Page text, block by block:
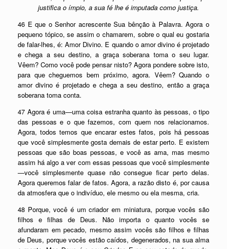
justifica o ímpio, a sua fé lhe é imputada como justiça.
46 E que o Senhor acrescente Sua bênção à Palavra. Agora o
pequeno tópico, se assim o chamarem, sobre o qual eu gostaria
de falar-lhes, é: Amor Divino. E quando o amor divino é projetado
e chega a seu destino, a graça soberana toma o seu lugar.
Vêem? Como você pode pensar nisto? Agora pondere sobre isto,
para que cheguemos bem próximo, agora. Vêem? Quando o
amor divino é projetado e chega a seu destino, então a graça
soberana toma conta.
47 Agora é uma—uma coisa estranha quanto às pessoas, o tipo
das pessoas e o que fazemos, com quem nos relacionamos.
Agora, todos temos que encarar estes fatos, pois há pessoas
que você simplesmente gosta demais de estar perto. E existem
pessoas que são boas pessoas, e você as ama, mas mesmo
assim há algo a ver com essas pessoas que você simplesmente
—você simplesmente quase não consegue ficar perto delas.
Agora queremos falar de fatos. Agora, a razão disto é, por causa
da atmosfera que o indivíduo, ele mesmo ou ela mesma, cria.
48 Porque, você é um criador em miniatura, porque vocês são
filhos e filhas de Deus. Não importa o quanto vocês se
afundaram em pecado, mesmo assim vocês são filhos e filhas
de Deus, porque vocês estão caídos, degenerados, na sua alma